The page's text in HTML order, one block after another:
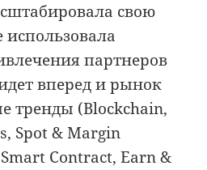
свою
использовала
партнеров
вперед и рынок
тренды (Blockchain,
Spot & Margin
Contract, Earn &